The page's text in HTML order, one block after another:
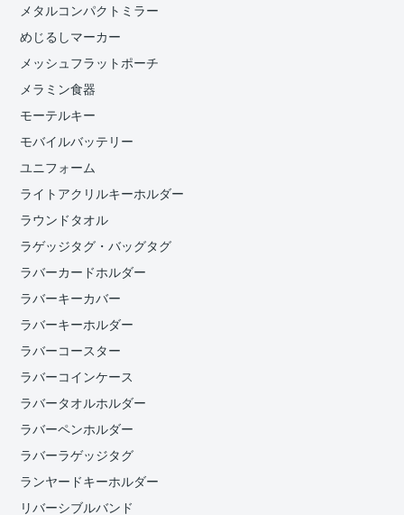
メタルコンパクトミラー
めじるしマーカー
メッシュフラットポーチ
メラミン食器
モーテルキー
モバイルバッテリー
ユニフォーム
ライトアクリルキーホルダー
ラウンドタオル
ラゲッジタグ・バッグタグ
ラバーカードホルダー
ラバーキーカバー
ラバーキーホルダー
ラバーコースター
ラバーコインケース
ラバータオルホルダー
ラバーペンホルダー
ラバーラゲッジタグ
ランヤードキーホルダー
リバーシブルバンド